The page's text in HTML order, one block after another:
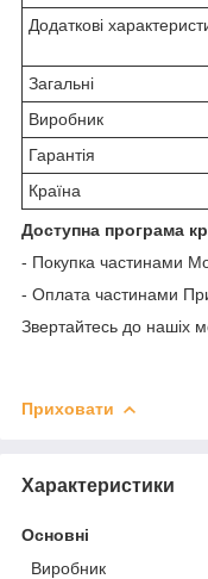
Додаткові
Загальні
Виробник
Гарантія
Країна
Доступна програма
- Покупка частинами
- Оплата частинами
Звертайтесь до нашіх
Приховати
Характеристики
Основні
Виробник